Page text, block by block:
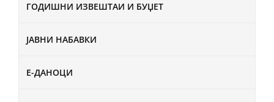
ГОДИШНИ ИЗВЕШТАИ И БУЏЕТ
ЈАВНИ НАБАВКИ
Е-ДАНОЦИ